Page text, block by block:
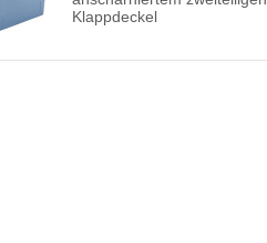
Klappdeckel